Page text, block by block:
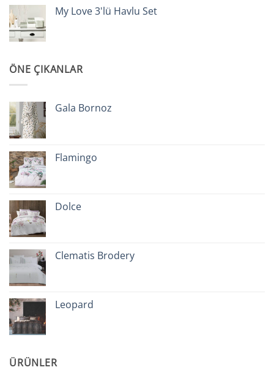
My Love 3'lü Havlu Set
ÖNE ÇIKANLAR
Gala Bornoz
Flamingo
Dolce
Clematis Brodery
Leopard
ÜRÜNLER